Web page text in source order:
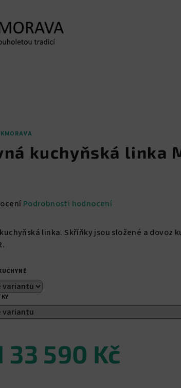
kuchyňská linka
Podrobnosti hodnocení
linka. Skříňky jsou složené a dovoz
33 590 Kč